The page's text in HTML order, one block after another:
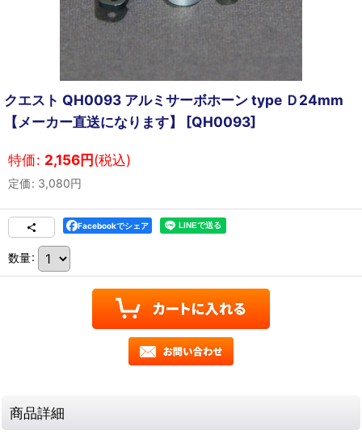
クエスト QH0093 アルミサーボホーン type Ｄ24mm
【メーカー直送になります】 [QH0093]
特価: 2,156円(税込)
定価: 3,080円
Facebookでシェア
数量:
商品詳細